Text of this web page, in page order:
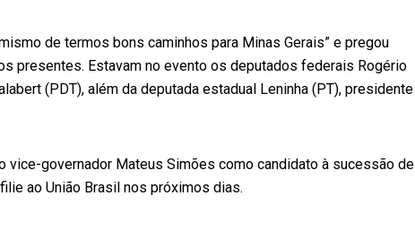
de termos bons caminhos para Minas Gerais” e pregou
presentes. Estavam no evento os deputados federais Rogério
(PDT), além da deputada estadual Leninha (PT), presidente
vice-governador Mateus Simões como candidato à sucessão de
ao União Brasil nos próximos dias.